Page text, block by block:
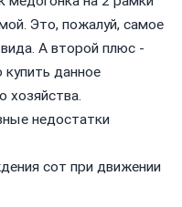
Это, пожалуй, самое
А второй плюс -
купить данное
хозяйства.
недостатки
сот при движении